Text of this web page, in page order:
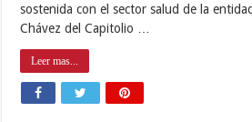
sostenida con el sector salud de la
Chávez del Capitolio …
Leer mas...